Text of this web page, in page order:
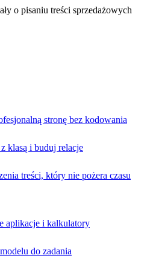
o pisaniu treści sprzedażowych
stronę bez kodowania
klasą i buduj relacje
treści, który nie pożera czasu
aplikacje i kalkulatory
do zadania